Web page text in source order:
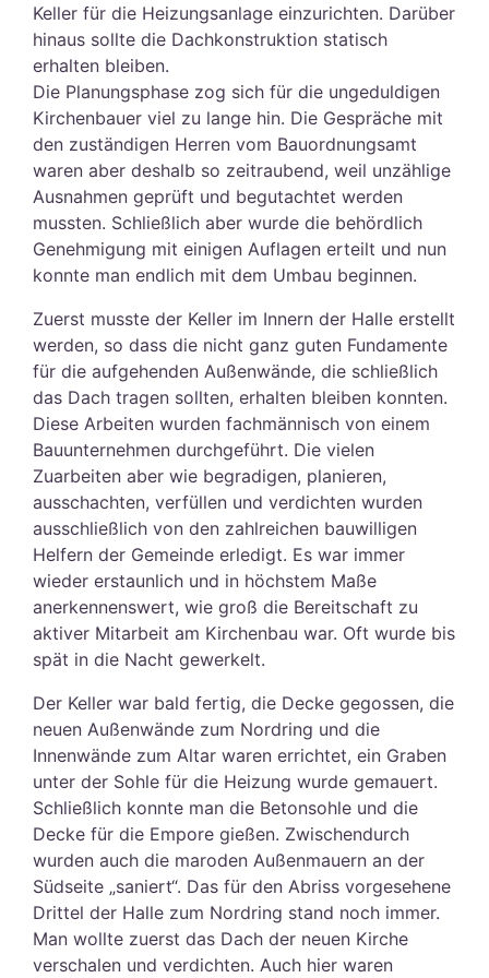
Keller für die Heizungsanlage einzurichten. Darüber
hinaus sollte die Dachkonstruktion statisch
erhalten bleiben.
Die Planungsphase zog sich für die ungeduldigen
Kirchenbauer viel zu lange hin. Die Gespräche mit
den zuständigen Herren vom Bauordnungsamt
waren aber deshalb so zeitraubend, weil unzählige
Ausnahmen geprüft und begutachtet werden
mussten. Schließlich aber wurde die behördlich
Genehmigung mit einigen Auflagen erteilt und nun
konnte man endlich mit dem Umbau beginnen.
Zuerst musste der Keller im Innern der Halle erstellt
werden, so dass die nicht ganz guten Fundamente
für die aufgehenden Außenwände, die schließlich
das Dach tragen sollten, erhalten bleiben konnten.
Diese Arbeiten wurden fachmännisch von einem
Bauunternehmen durchgeführt. Die vielen
Zuarbeiten aber wie begradigen, planieren,
ausschachten, verfüllen und verdichten wurden
ausschließlich von den zahlreichen bauwilligen
Helfern der Gemeinde erledigt. Es war immer
wieder erstaunlich und in höchstem Maße
anerkennenswert, wie groß die Bereitschaft zu
aktiver Mitarbeit am Kirchenbau war. Oft wurde bis
spät in die Nacht gewerkelt.
Der Keller war bald fertig, die Decke gegossen, die
neuen Außenwände zum Nordring und die
Innenwände zum Altar waren errichtet, ein Graben
unter der Sohle für die Heizung wurde gemauert.
Schließlich konnte man die Betonsohle und die
Decke für die Empore gießen. Zwischendurch
wurden auch die maroden Außenmauern an der
Südseite „saniert“. Das für den Abriss vorgesehene
Drittel der Halle zum Nordring stand noch immer.
Man wollte zuerst das Dach der neuen Kirche
verschalen und verdichten. Auch hier waren